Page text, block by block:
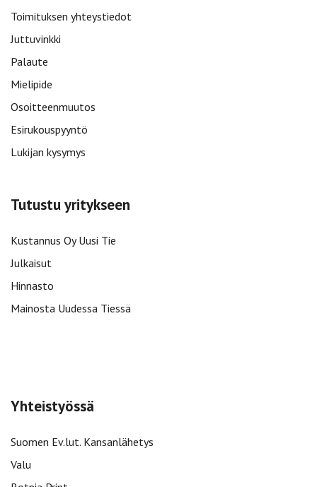
Toimituksen yhteystiedot
Juttuvinkki
Palaute
Mielipide
Osoitteenmuutos
Esirukouspyyntö
Lukijan kysymys
Tutustu yritykseen
Kustannus Oy Uusi Tie
Julkaisut
Hinnasto
Mainosta Uudessa Tiessä
Yhteistyössä
Suomen Ev.lut. Kansanlähetys
Valu